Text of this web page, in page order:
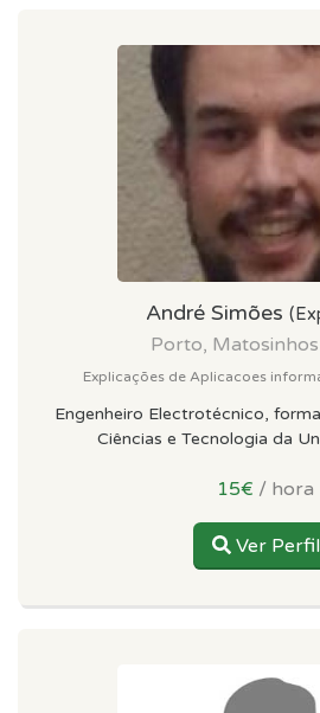
André Simões
Porto, Matosinhos
Explicações de Aplicacoes
Engenheiro Electrotécnico,
Ciências e Tecnologia da
15€ / hora
Ver Perfil